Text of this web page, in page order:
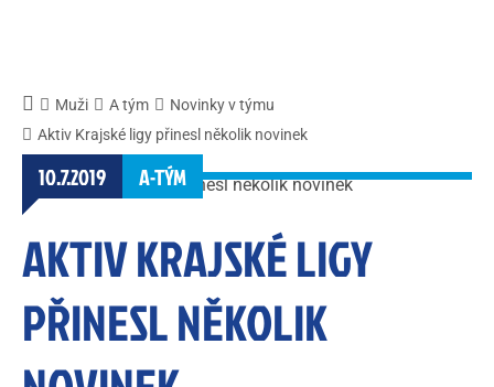
Muži A tým
Novinky v týmu
Aktiv Krajské ligy přinesl několik novinek
10.7.2019 A-TÝM
AKTIV KRAJSKÉ LIGY
PŘINESL NĚKOLIK